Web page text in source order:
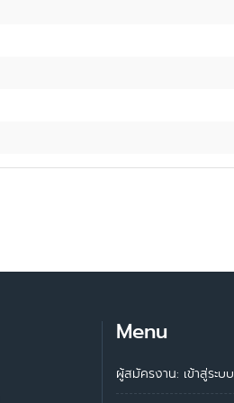
Menu
ผู้สมัครงาน: เข้าสู่ระบบ